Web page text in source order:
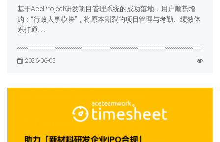
基于AceProject研发项目管理系统的成功落地，用户顺势增
购：“行政人事模块”，将原本割裂的项目管理与考勤、绩效体
系打通……
2026-06-05